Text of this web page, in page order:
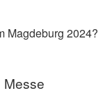
Magdeburg 2024?
Messe